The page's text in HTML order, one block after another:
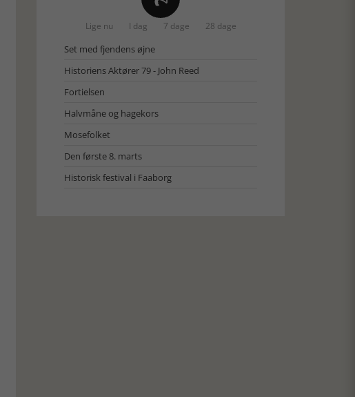
Lige nu I dag 7 dage 28 dage
Set med fjendens øjne
Historiens Aktører 79 - John Reed
Fortielsen
Halvmåne og hagekors
Mosefolket
Den første 8. marts
Historisk festival i Faaborg